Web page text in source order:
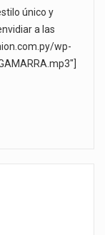
único y
a las
wp-